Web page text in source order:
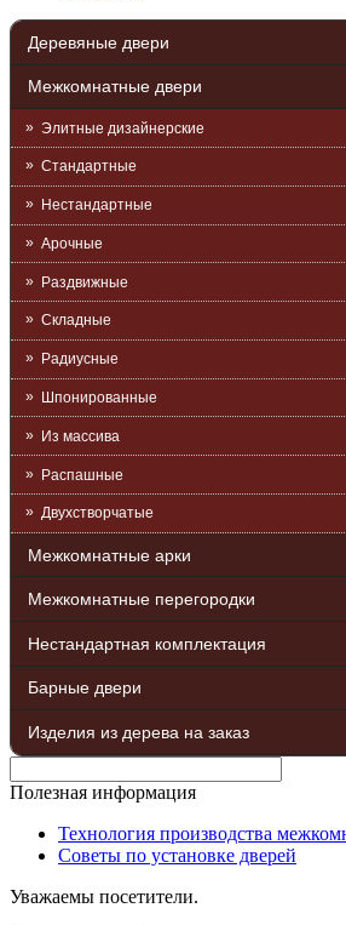
Деревяные двери
Межкомнатные двери
Элитные дизайнерские
Стандартные
Нестандартные
Арочные
Раздвижные
Складные
Радиусные
Шпонированные
Из массива
Распашные
Двухстворчатые
Межкомнатные арки
Межкомнатные перегородки
Нестандартная комплектация
Барные двери
Изделия из дерева на заказ
Полезная информация
Технология производства
Советы по установке дверей
Уважаемы посетители.